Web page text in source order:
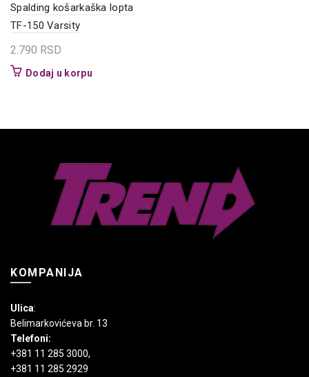
Spalding košarkaška lopta
TF-150 Varsity
2.790 RSD
Dodaj u korpu
KOMPANIJA
Ulica:
Belimarkovićeva br. 13
Telefoni:
+381 11 285 3000,
+381 11 285 2929